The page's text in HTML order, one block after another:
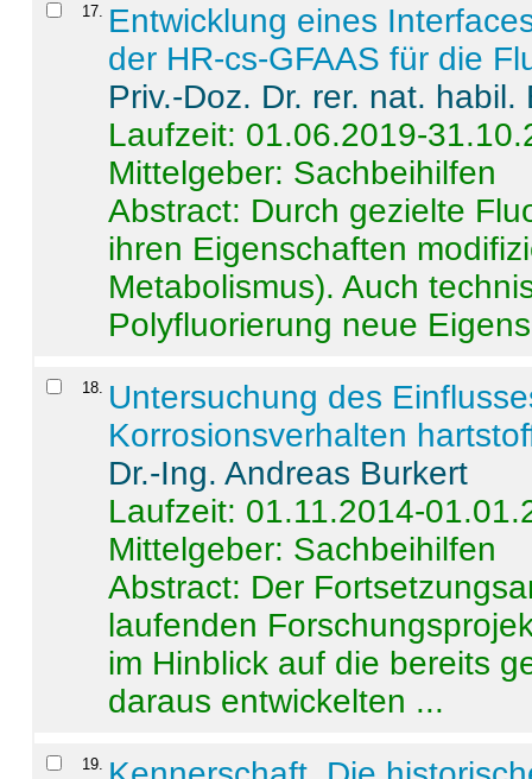
17
Entwicklung eines
der HR-cs-GFAAS für die
Priv.-Doz. Dr. rer. nat.
Laufzeit: 01.06.2019-
Mittelgeber: Sachbeihilfen
Abstract: Durch gezielte
ihren Eigenschaften
Metabolismus). Auch
Polyfluorierung neue
18
Untersuchung des
Korrosionsverhalten
Dr.-Ing. Andreas Burkert
Laufzeit: 01.11.2014-
Mittelgeber: Sachbeihilfen
Abstract: Der
laufenden
im Hinblick auf die bereits
daraus entwickelten ...
19